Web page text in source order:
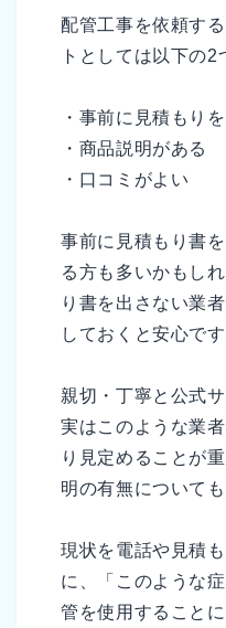
配管工事を依頼す
トとしては以下の2
・事前に見積もり
・商品説明がある
・口コミがよい
事前に見積もり書
る方も多いかもし
り書を出さない業
しておくと安心です
親切・丁寧と公式
実はこのような業
り見定めることが
明の有無について
現状を電話や見積
に、「このような
管を使用すること